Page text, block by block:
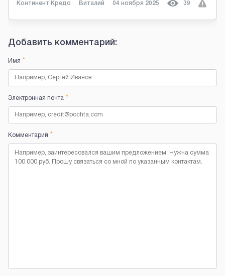
Континент Кредо Виталий 04 ноября 2025 39
Добавить комментарий:
Имя *
Электронная почта *
Комментарий *